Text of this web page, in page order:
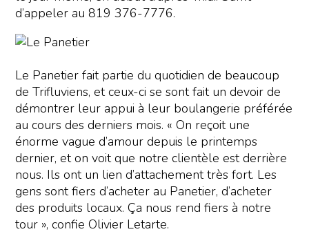
d’appeler au 819 376-7776.
Le Panetier fait partie du quotidien de beaucoup
de Trifluviens, et ceux-ci se sont fait un devoir de
démontrer leur appui à leur boulangerie préférée
au cours des derniers mois. « On reçoit une
énorme vague d’amour depuis le printemps
dernier, et on voit que notre clientèle est derrière
nous. Ils ont un lien d’attachement très fort. Les
gens sont fiers d’acheter au Panetier, d’acheter
des produits locaux. Ça nous rend fiers à notre
tour », confie Olivier Letarte.